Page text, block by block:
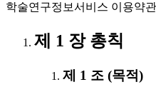
학술연구정보서비스 이용약
제 1 장 총칙
제 1 조 (목적)